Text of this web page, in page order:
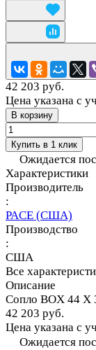
42 203 руб.
Цена указана с
В корзину
Купить в 1 клик
Ожидается
Характеристики
Производитель
:
PACE (США)
Производство
:
США
Все
Описание
Сопло BOX 44 X
42 203 руб.
Цена указана с
Ожидается